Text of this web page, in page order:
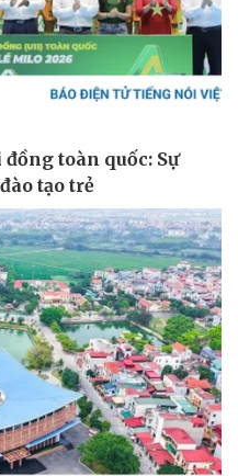
Công nghệ
Sành điệu
Tin Công nghệ
Trải nghiệm